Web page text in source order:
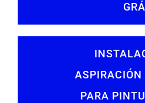
ASPIRACIÓN
PARA